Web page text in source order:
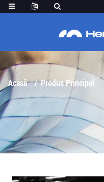
BALUSTRADE DE
Acasă Produs Principal